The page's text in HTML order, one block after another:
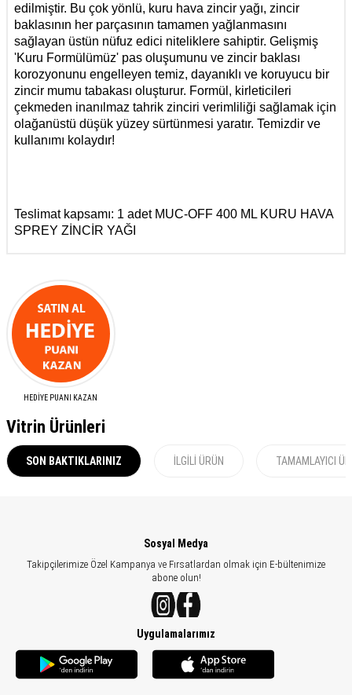
edilmiştir. Bu çok yönlü, kuru hava zincir yağı, zincir
baklasının her parçasının tamamen yağlanmasını
sağlayan üstün nüfuz edici niteliklere sahiptir. Gelişmiş
'Kuru Formülümüz' pas oluşumunu ve zincir baklası
korozyonunu engelleyen temiz, dayanıklı ve koruyucu bir
zincir mumu tabakası oluşturur. Formül, kirleticileri
çekmeden inanılmaz tahrik zinciri verimliliği sağlamak için
olağanüstü düşük yüzey sürtünmesi yaratır. Temizdir ve
kullanımı kolaydır!
Teslimat kapsamı: 1 adet MUC-OFF 400 ML KURU HAVA
SPREY ZİNCİR YAĞI
HEDİYE PUANI KAZAN
Vitrin Ürünleri
SON BAKTIKLARINIZ İLGILI ÜRÜN TAMAMLAYICI
Sosyal Medya
Takipçilerimize Özel Kampanya ve Fırsatlardan olmak için E-bültenimize
abone olun!
Uygulamalarımız